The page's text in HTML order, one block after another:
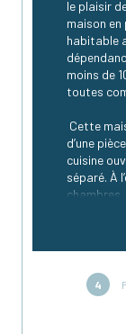
4
le plaisir
maison en
habitable
moins de
toutes
d’une
cuisine
séparé. À
chambres.
Cette propriété dispose d’une belle grange
attenante
offrant